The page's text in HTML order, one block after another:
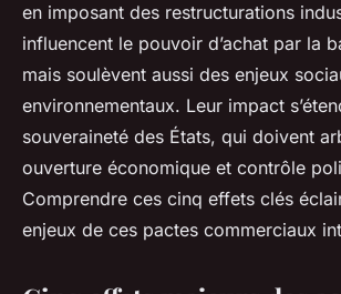
Iris •4 février 2026•7 min de lecture
en imposant des restructurations
influencent le pouvoir d’achat par la
mais soulèvent aussi des enjeux
environnementaux. Leur impact
souveraineté des États, qui doivent
ouverture économique et contrôle
Comprendre ces cinq effets clés
enjeux de ces pactes commerciaux